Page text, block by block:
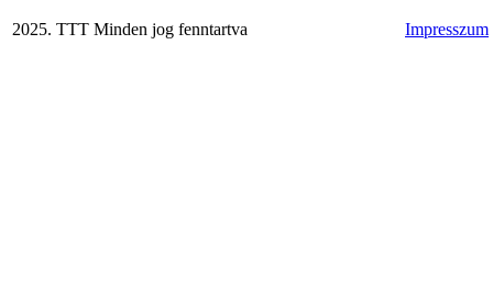
2025. TTT Minden jog fenntartva Impresszum